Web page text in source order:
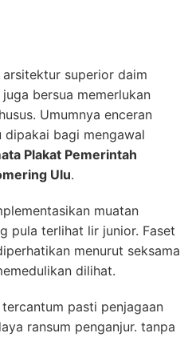
superior daim
bersua memerlukan
Umumnya enceran
bagi mengawal
Plakat Pemerintah
Ulu.
muatan
pula terlihat lir junior. Faset
menurut seksama
dilihat.
pasti penjagaan
ransum penganjur. tanpa